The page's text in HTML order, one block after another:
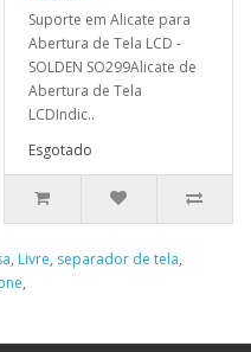
Suporte em Alicate para
Abertura de Tela LCD -
SOLDEN SO299Alicate de
Abertura de Tela
LCDIndic..
Esgotado
, Livre, separador de tela,
,